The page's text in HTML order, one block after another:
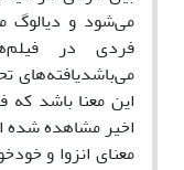
می‌شود و دیالوگ
فردی در
می‌باشدیافته‌های
این معنا باشد که
اخیر مشاهده شده
معنای انزوا و